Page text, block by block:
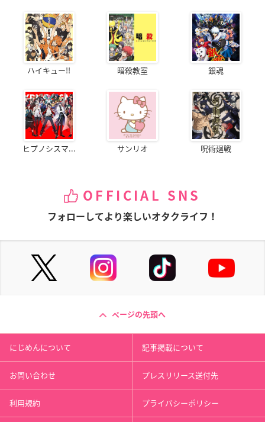
ハイキュー!! 暗殺教室 銀魂
ヒプノシスマ... サンリオ 呪術廻戦
OFFICIAL SNS
フォローしてより楽しいオタクライフ！
ページの先頭へ
にじめんについて 記事掲載について
お問い合わせ プレスリリース送付先
利用規約 プライバシーポリシー